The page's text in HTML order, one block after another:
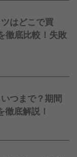
はどこで買
徹底比較！失敗
つまで？期間
徹底解説！